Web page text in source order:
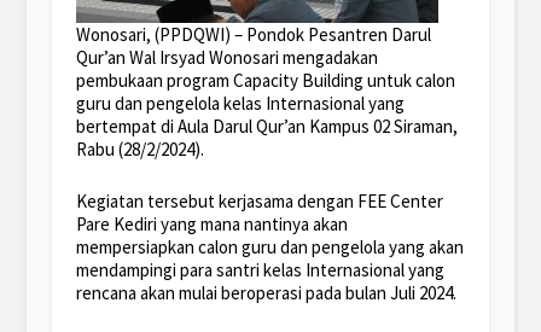
Wonosari, (PPDQWI) – Pondok Pesantren Darul
Qur’an Wal Irsyad Wonosari mengadakan
pembukaan program Capacity Building untuk calon
guru dan pengelola kelas Internasional yang
bertempat di Aula Darul Qur’an Kampus 02 Siraman,
Rabu (28/2/2024).
Kegiatan tersebut kerjasama dengan FEE Center
Pare Kediri yang mana nantinya akan
mempersiapkan calon guru dan pengelola yang akan
mendampingi para santri kelas Internasional yang
rencana akan mulai beroperasi pada bulan Juli 2024.